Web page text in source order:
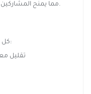
مما يمنح المشاركين معرفة قائمة على الدليل العلمي الأحدث.
كل دقيقة لها قيمة، والتدريب الجيد يعني:
• تقليل